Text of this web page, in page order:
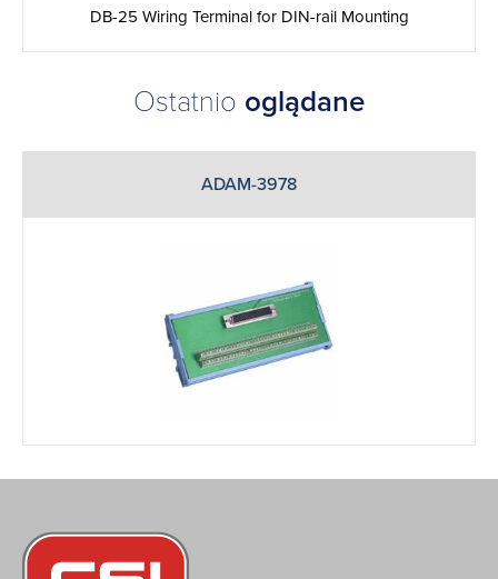
DB-25 Wiring Terminal for DIN-rail Mounting
Ostatnio oglądane
ADAM-3978